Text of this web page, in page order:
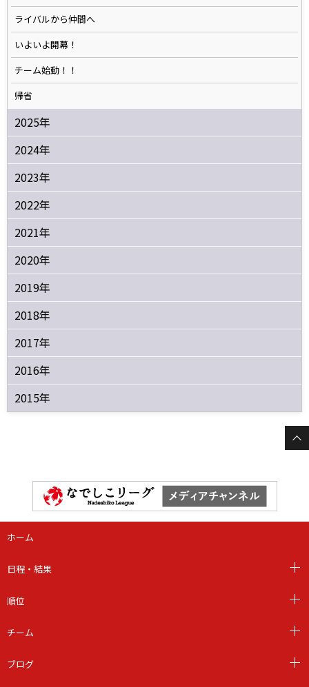
ライバルから仲間へ
いよいよ開幕！
チーム始動！！
帰省
2025年
2024年
2023年
2022年
2021年
2020年
2019年
2018年
2017年
2016年
2015年
ホーム
日程・結果
順位
チーム
ブログ